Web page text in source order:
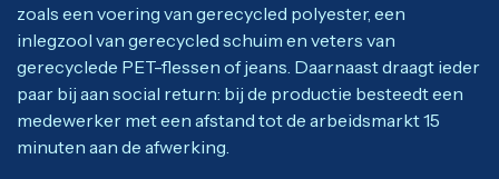
zoals een voering van gerecycled polyester, een
inlegzool van gerecycled schuim en veters van
gerecyclede PET-flessen of jeans. Daarnaast draagt ieder
paar bij aan social return: bij de productie besteedt een
medewerker met een afstand tot de arbeidsmarkt 15
minuten aan de afwerking.